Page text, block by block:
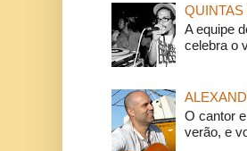
QUINTAS
A equipe
celebra o
O cantor
verão, e